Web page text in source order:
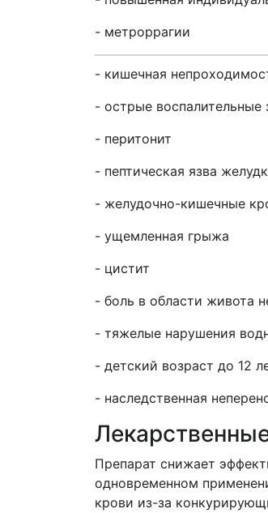
- метроррагии
- кишечная
- острые воспалительные
- перитонит
- пептическая язва
- желудочно-кишечные
- ущемленная грыжа
- цистит
- боль в области живота
- тяжелые нарушения
- детский возраст до 12
- наследственная
Препарат снижает
одновременном
крови из-за